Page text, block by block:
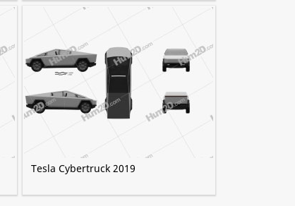
Tesla Cybertruck 2019